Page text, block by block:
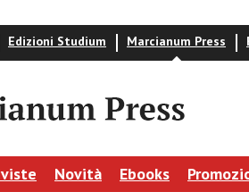
Edizioni Studium Marcianum Press
Novità Ebooks